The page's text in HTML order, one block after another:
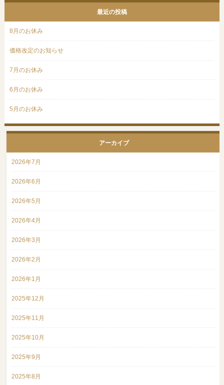
最近の投稿
8月のお休み
価格改定のお知らせ
7月のお休み
6月のお休み
5月のお休み
アーカイブ
2026年7月
2026年6月
2026年5月
2026年4月
2026年3月
2026年2月
2026年1月
2025年12月
2025年11月
2025年10月
2025年9月
2025年8月